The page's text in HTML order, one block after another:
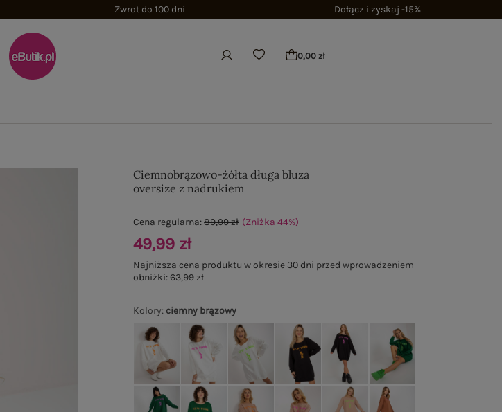
Zwrot do 100 dni Dołącz i zyskaj -15%
0,00 zł
Ciemnobrązowo-żółta długa bluza
oversize z nadrukiem
Kolory: ciemny brązowy
Cena regularna:89,99 zł (Zniżka44%)
49,99 zł
Najniższa cena produktu w okresie 30 dni przed wprowadzeniem
obniżki:63,99 zł